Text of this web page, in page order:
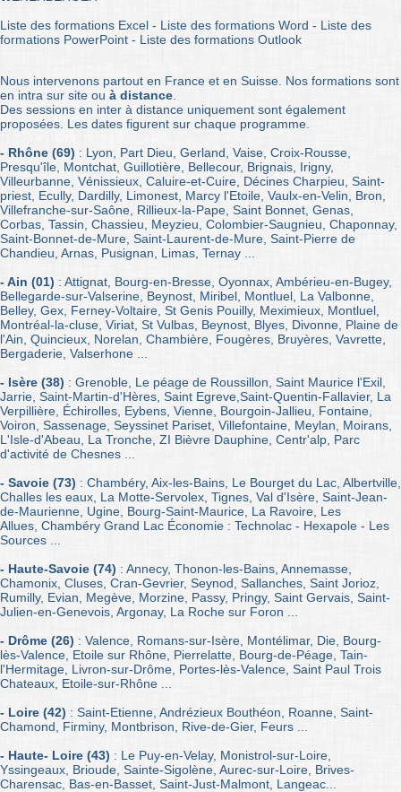
Liste des formations Excel - Liste des formations Word - Liste des
formations PowerPoint - Liste des formations Outlook
Nous intervenons partout en France et en Suisse. Nos formations sont
en intra sur site ou à distance
Des sessions en inter à distance uniquement sont également
proposées. Les dates figurent sur chaque programme.
- Rhône (69) : Lyon, Part Dieu, Gerland, Vaise, Croix-Rousse,
Presqu'île, Montchat, Guillotière, Bellecour, Brignais, Irigny,
Villeurbanne, Vénissieux, Caluire-et-Cuire, Décines Charpieu, Saint-
priest, Ecully, Dardilly, Limonest, Marcy l'Etoile, Vaulx-en-Velin, Bron,
Villefranche-sur-Saône, Rillieux-la-Pape, Saint Bonnet, Genas,
Corbas, Tassin, Chassieu, Meyzieu, Colombier-Saugnieu, Chaponnay,
Saint-Bonnet-de-Mure, Saint-Laurent-de-Mure, Saint-Pierre de
Chandieu, Arnas, Pusignan, Limas, Ternay ...
- Ain (01) : Attignat, Bourg-en-Bresse, Oyonnax, Ambérieu-en-Bugey,
Bellegarde-sur-Valserine, Beynost, Miribel, Montluel, La Valbonne,
Belley, Gex, Ferney-Voltaire, St Genis Pouilly, Meximieux, Montluel,
Montréal-la-cluse, Viriat, St Vulbas , Beynost, Blyes , Divonne, Plaine de
l'Ain , Quincieux, Norelan, Chambière, Fougères, Bruyères, Vavrette,
Bergaderie, Valserhone ...
- Isère (38) : Grenoble, Le péage de Roussillon, Saint Maurice l'Exil,
Jarrie, Saint-Martin-d'Hères, Saint Egreve,Saint-Quentin-Fallavier, La
Verpillière, Échirolles, Eybens, Vienne, Bourgoin-Jallieu, Fontaine,
Voiron, Sassenage, Seyssinet Pariset, Villefontaine, Meylan, Moirans,
L'Isle-d'Abeau, La Tronche, ZI Bièvre Dauphine, Centr'alp, Parc
d'activité de Chesnes ...
- Savoie (73) : Chambéry, Aix-les-Bains, Le Bourget du Lac, Albertville,
Challes les eaux, La Motte-Servolex, Tignes, Val d'Isère, Saint-Jean-
de-Maurienne, Ugine, Bourg-Saint-Maurice, La Ravoire, Les
Allues, Chambéry Grand Lac Économie : Technolac - Hexapole - Les
Sources ...
- Haute-Savoie (74) : Annecy, Thonon-les-Bains, Annemasse,
Chamonix, Cluses, Cran-Gevrier, Seynod, Sallanches, Saint Jorioz,
Rumilly, Evian, Megève, Morzine, Passy, Pringy, Saint Gervais, Saint-
Julien-en-Genevois, Argonay, La Roche sur Foron ...
- Drôme (26) : Valence, Romans-sur-Isère, Montélimar, Die, Bourg-
lès-Valence, Etoile sur Rhône, Pierrelatte, Bourg-de-Péage, Tain-
l'Hermitage, Livron-sur-Drôme, Portes-lès-Valence, Saint Paul Trois
Chateaux, Etoile-sur-Rhône ...
- Loire (42) : Saint-Etienne, Andrézieux Bouthéon, Roanne, Saint-
Chamond, Firminy, Montbrison, Rive-de-Gier, Feurs ...
- Haute- Loire (43) : Le Puy-en-Velay, Monistrol-sur-Loire,
Yssingeaux, Brioude, Sainte-Sigolène, Aurec-sur-Loire, Brives-
Charensac, Bas-en-Basset, Saint-Just-Malmont, Langeac...